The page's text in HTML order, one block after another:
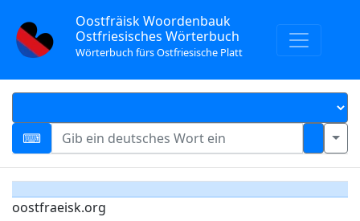
Oostfräisk Woordenbauk
Ostfriesisches Wörterbuch
Wörterbuch fürs Ostfriesische Platt
oostfraeisk.org